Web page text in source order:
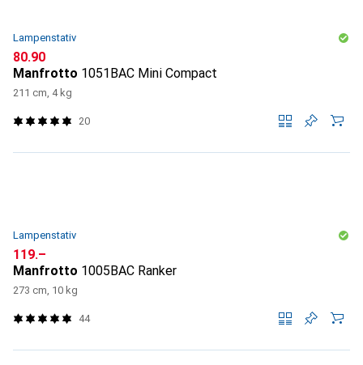
Lampenstativ
CHF
80.90
Manfrotto 1051BAC Mini Compact
211 cm, 4 kg
20
Lampenstativ
CHF
119.–
Manfrotto 1005BAC Ranker
273 cm, 10 kg
44